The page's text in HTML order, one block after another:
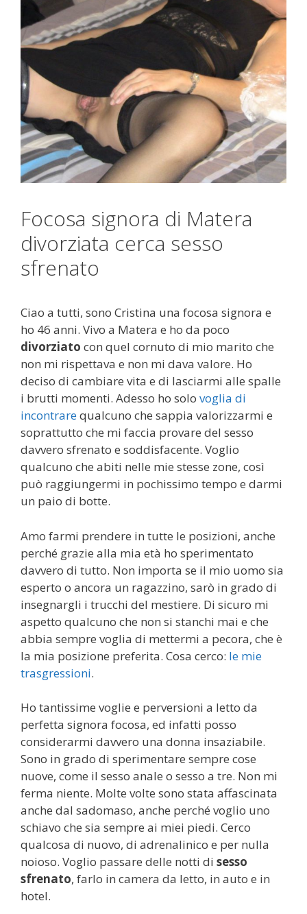
Focosa signora di Matera
divorziata cerca sesso
sfrenato
Ciao a tutti, sono Cristina una focosa signora e
ho 46 anni. Vivo a Matera e ho da poco
divorziato con quel cornuto di mio marito che
non mi rispettava e non mi dava valore. Ho
deciso di cambiare vita e di lasciarmi alle spalle
i brutti momenti. Adesso ho solo voglia di
incontrarequalcuno che sappia valorizzarmi e
soprattutto che mi faccia provare del sesso
davvero sfrenato e soddisfacente. Voglio
qualcuno che abiti nelle mie stesse zone, così
può raggiungermi in pochissimo tempo e darmi
un paio di botte.
Amo farmi prendere in tutte le posizioni, anche
perché grazie alla mia età ho sperimentato
davvero di tutto. Non importa se il mio uomo sia
esperto o ancora un ragazzino, sarò in grado di
insegnargli i trucchi del mestiere. Di sicuro mi
aspetto qualcuno che non si stanchi mai e che
abbia sempre voglia di mettermi a pecora, che è
la mia posizione preferita. Cosa cerco: le mie
trasgressioni.
Ho tantissime voglie e perversioni a letto da
perfetta signora focosa, ed infatti posso
considerarmi davvero una donna insaziabile.
Sono in grado di sperimentare sempre cose
nuove, come il sesso anale o sesso a tre. Non mi
ferma niente. Molte volte sono stata affascinata
anche dal sadomaso, anche perché voglio uno
schiavo che sia sempre ai miei piedi. Cerco
qualcosa di nuovo, di adrenalinico e per nulla
noioso. Voglio passare delle notti di sesso
sfrenato, farlo in camera da letto, in auto e in
hotel.